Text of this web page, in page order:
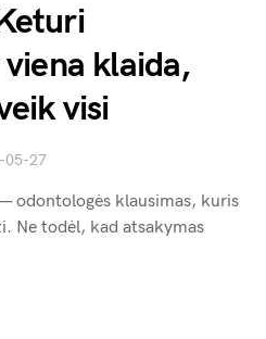
klaida,
visi
05-27
odontologės klausimas, kuris
Ne todėl, kad atsakymas